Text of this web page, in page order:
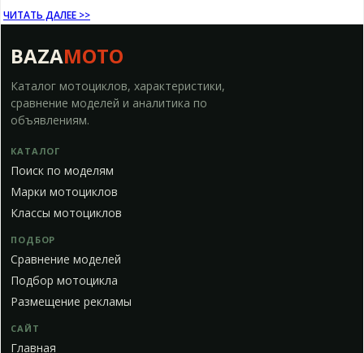
ЧИТАТЬ ДАЛЕЕ >>
BAZAMOTO
Каталог мотоциклов, характеристики,
сравнение моделей и аналитика по
объявлениям.
КАТАЛОГ
Поиск по моделям
Марки мотоциклов
Классы мотоциклов
ПОДБОР
Сравнение моделей
Подбор мотоцикла
Размещение рекламы
САЙТ
Главная